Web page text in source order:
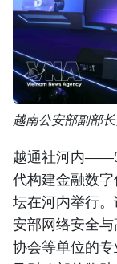
越南公安部副部
越通社河内
代构建金融数
坛在河内举行
安部网络安全
协会等单位的